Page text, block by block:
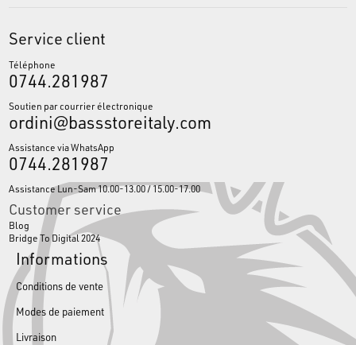
Service client
Téléphone
0744.281987
Soutien par courrier électronique
ordini@bassstoreitaly.com
Assistance via WhatsApp
0744.281987
Assistance Lun-Sam 10.00-13.00 / 15.00-17.00
Customer service
Blog
Bridge To Digital 2024
Informations
Conditions de vente
Modes de paiement
Livraison